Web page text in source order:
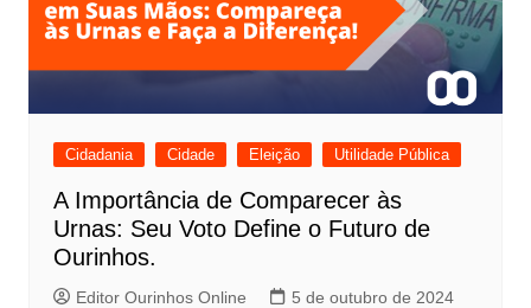
Cidadania Cidade Eleição Utilidade Pública
A Importância de Comparecer às
Urnas: Seu Voto Define o Futuro de
Ourinhos.
Editor Ourinhos Online 5 de outubro de 2024